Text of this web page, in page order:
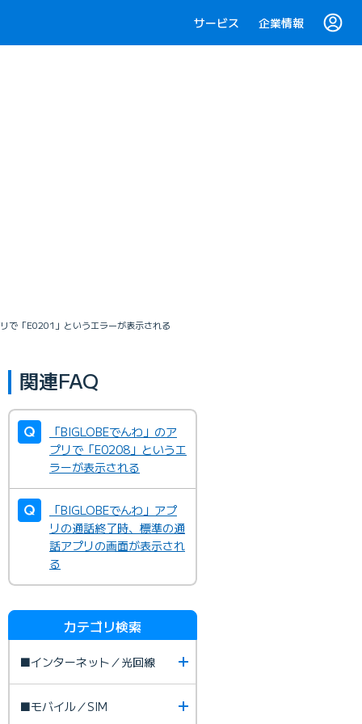
サービス 企業情報
リで「E0201」というエラーが表示される
関連FAQ
「BIGLOBEでんわ」のア
プリで「E0208」というエ
ラーが表示される
「BIGLOBEでんわ」アプ
リの通話終了時、標準の通
話アプリの画面が表示され
る
カテゴリ検索
■インターネット／光回線
■モバイル／SIM